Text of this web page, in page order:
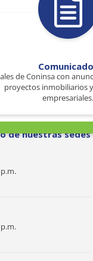
de Coninsa con
proyectos inmobiliarios
empresariales.
de nuestras sedes